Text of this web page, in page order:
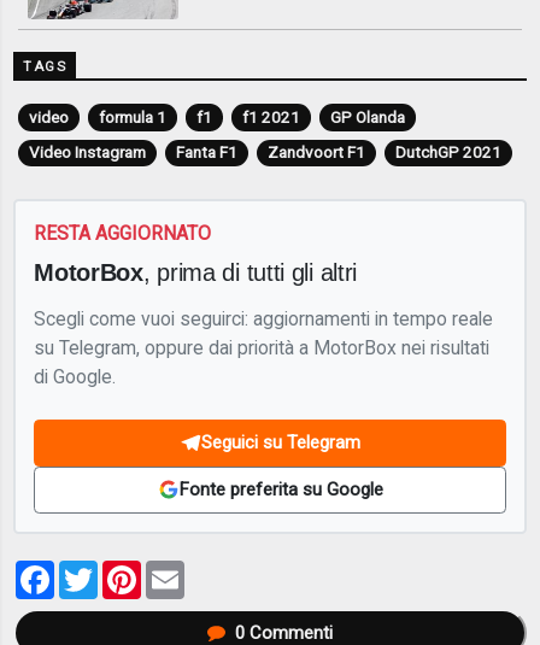
TAGS
video formula 1 f1 f1 2021
GP Olanda
Video Instagram
Fanta F1 Zandvoort F1 DutchGP 2021
RESTA AGGIORNATO
MotorBox, prima di tutti gli altri
Scegli come vuoi seguirci: aggiornamenti in tempo reale
su Telegram, oppure dai priorità a MotorBox nei risultati
di Google.
Seguici su Telegram
Fonte preferita su Google
Facebook
TwitterPinterest
0Commenti